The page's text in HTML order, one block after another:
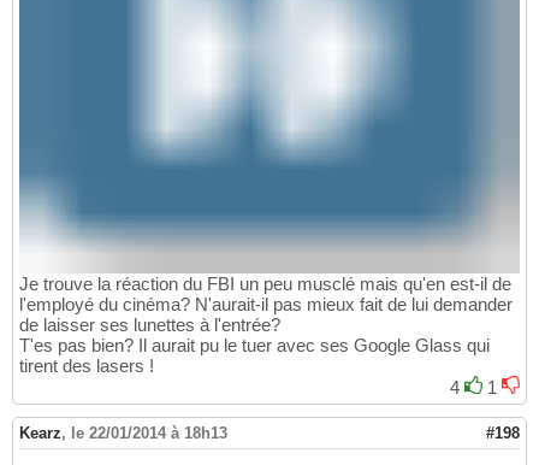
Je trouve la réaction du FBI un peu musclé mais qu'en est-il de
l'employé du cinéma? N'aurait-il pas mieux fait de lui demander
de laisser ses lunettes à l'entrée?
T'es pas bien? Il aurait pu le tuer avec ses Google Glass qui
tirent des lasers !
4
1
Kearz, le 22/01/2014 à 18h13 #198